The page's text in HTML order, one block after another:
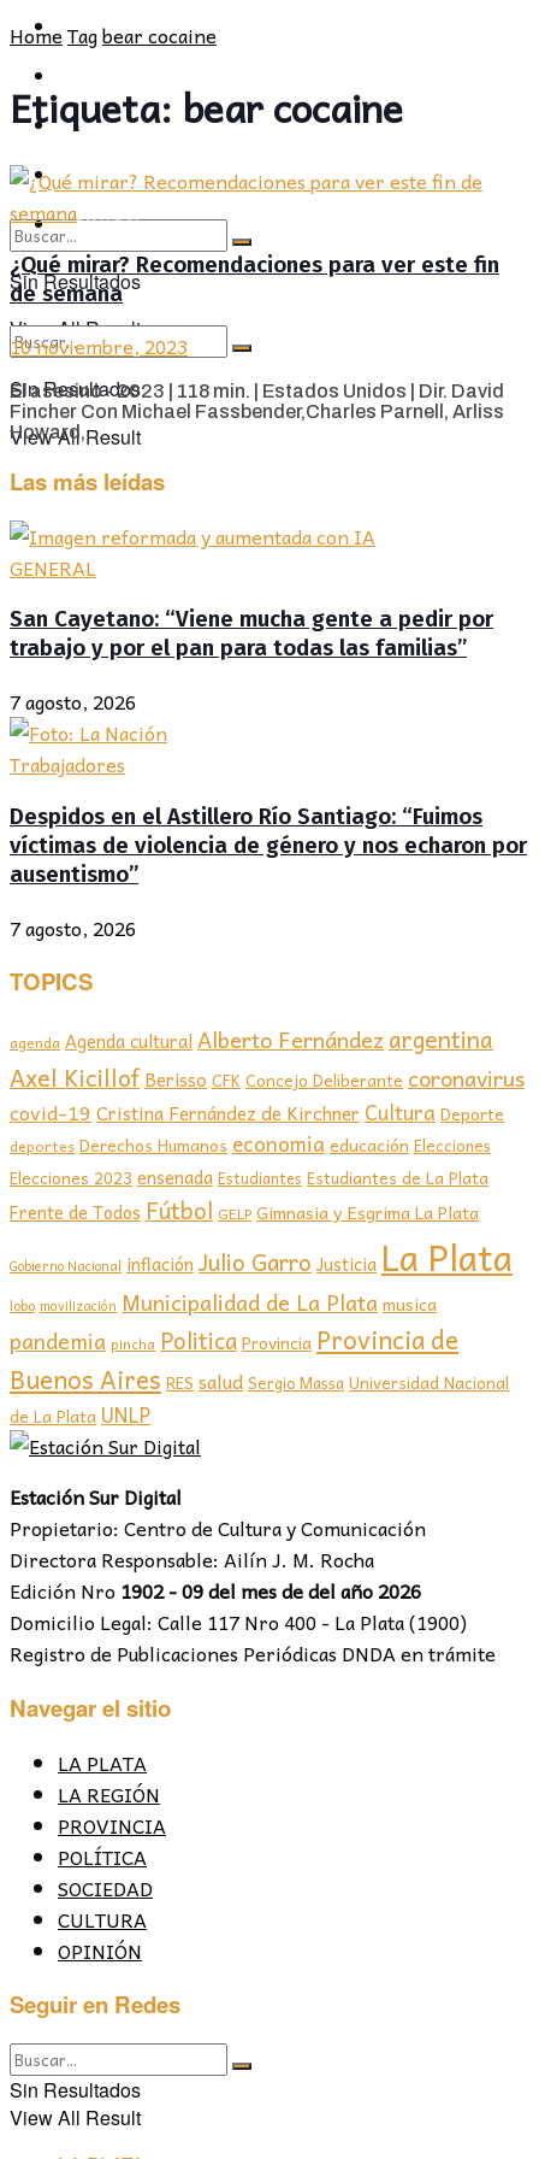
POLÍTICA
CULTURA
OPINIÓN
Sin Resultados
View All Result
PROVINCIA
SOCIEDAD
CULTURA
OPINIÓN
Sin Resultados
View All Result
HomeTagbear cocaine
Etiqueta: bear cocaine
¿Qué mirar? Recomendaciones para ver este fin
de semana
10 noviembre, 2023
El asesino - 2023 | 118 min. | Estados Unidos | Dir. David
Fincher Con Michael Fassbender,Charles Parnell, Arliss
Howard, ...
Las más leídas
GENERAL
San Cayetano: “Viene mucha gente a pedir por
trabajo y por el pan para todas las familias”
7 agosto, 2026
Trabajadores
Despidos en el Astillero Río Santiago: “Fuimos
víctimas de violencia de género y nos echaron por
ausentismo”
7 agosto, 2026
TOPICS
agenda Agenda culturalAlberto Fernández argentina
Axel Kicillof Berisso CFKConcejo Deliberante coronavirus
covid-19 Cristina Fernández de Kirchner Cultura Deporte
deportes Derechos Humanos economia educación Elecciones
Elecciones 2023 ensenada Estudiantes Estudiantes de La Plata
Frente de Todos Fútbol GELP Gimnasia y Esgrima La Plata
Gobierno Nacional inflación Julio Garro Justicia La Plata
lobo movilización Municipalidad de La Plata musica
pandemia pincha PoliticaProvincia Provincia de
Buenos Aires RES saludSergio MassaUniversidad Nacional
de La Plata UNLP
Estación Sur Digital
Propietario: Centro de Cultura y Comunicación
Directora Responsable: Ailín J. M. Rocha
Edición Nro 1902 - 09 del mes de del año 2026
Domicilio Legal: Calle 117 Nro 400 - La Plata (1900)
Registro de Publicaciones Periódicas DNDA en trámite
Navegar el sitio
LA PLATA
LA REGIÓN
PROVINCIA
POLÍTICA
SOCIEDAD
CULTURA
OPINIÓN
Seguir en Redes
Sin Resultados
View All Result